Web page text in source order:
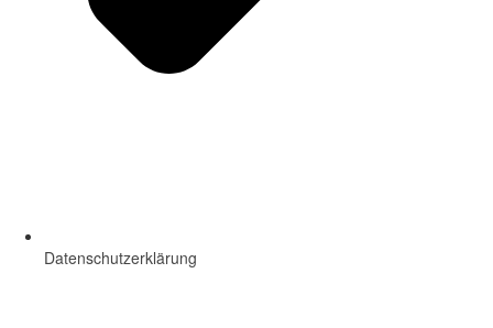
Datenschutzerklärung